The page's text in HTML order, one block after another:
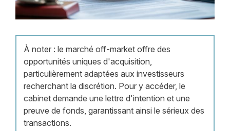
À noter : le marché off-market offre des
opportunités uniques d'acquisition,
particulièrement adaptées aux investisseurs
recherchant la discrétion. Pour y accéder, le
cabinet demande une lettre d'intention et une
preuve de fonds, garantissant ainsi le sérieux des
transactions.